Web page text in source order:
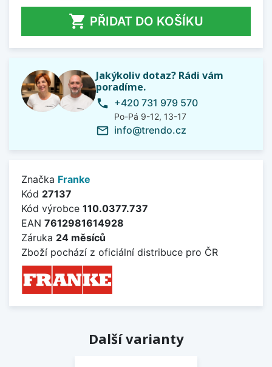
 PŘIDAT DO KOŠÍKU
Jakýkoliv dotaz? Rádi vám
poradíme.
phone +420 731 979 570
Po-Pá 9-12, 13-17
mail_outline info@trendo.cz
Značka Franke
Kód 27137
Kód výrobce 110.0377.737
EAN 7612981614928
Záruka 24 měsíců
Zboží pochází z oficiální distribuce pro ČR
Další varianty